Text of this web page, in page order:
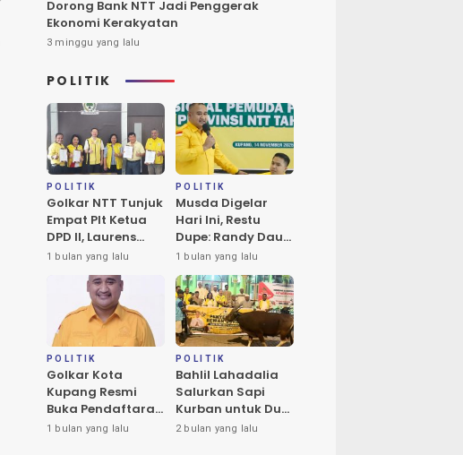
Dorong Bank NTT Jadi Penggerak
Ekonomi Kerakyatan
3 minggu yang lalu
POLITIK
POLITIK
Golkar NTT Tunjuk
Empat Plt Ketua
DPD II, Laurens
Leba Tukan Pimpin
Flores Timur
1 bulan yang lalu
POLITIK
Musda Digelar
Hari Ini, Restu
Dupe: Randy Daud
Calon Tunggal
Ketua DPD II
Golkar Kota
Kupang
1 bulan yang lalu
POLITIK
Golkar Kota
Kupang Resmi
Buka Pendaftaran
Calon Ketua DPD
1 bulan yang lalu
POLITIK
Bahlil Lahadalia
Salurkan Sapi
Kurban untuk Dua
Masjid di Kota
2 bulan yang lalu